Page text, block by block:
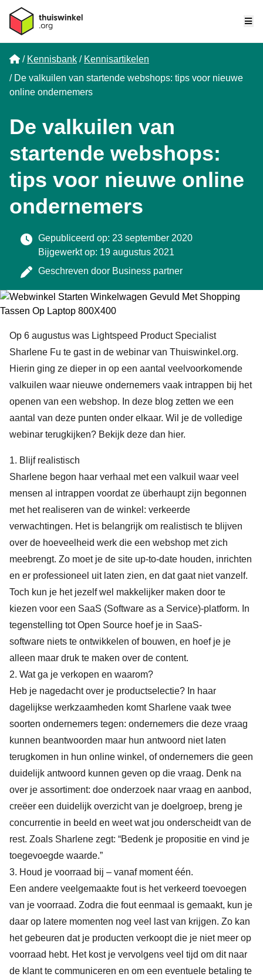
Home
Kennisbank
Kennisartikelen
De valkuilen van startende webshops: tips voor nieuwe
online ondernemers
De valkuilen van
startende webshops:
tips voor nieuwe online
ondernemers
Gepubliceerd op: 23 september 2020
Bijgewerkt op: 19 augustus 2021
Geschreven door Business partner
Op 6 augustus was Lightspeed Product Specialist
Sharlene Fu te gast in de webinar van Thuiswinkel.org.
Hierin ging ze dieper in op een aantal veelvoorkomende
valkuilen waar nieuwe ondernemers vaak intrappen bij het
openen van een webshop. In deze blog zetten we een
aantal van deze punten onder elkaar. Wil je de volledige
webinar terugkijken? Bekijk deze dan hier.
1. Blijf realistisch
Sharlene begon haar verhaal met een valkuil waar veel
mensen al intrappen voordat ze überhaupt zijn begonnen
met het realiseren van de winkel: verkeerde
verwachtingen. Het is belangrijk om realistisch te blijven
over de hoeveelheid werk die een webshop met zich
meebrengt. Zo moet je de site up-to-date houden, inrichten
en er professioneel uit laten zien, en dat gaat niet vanzelf.
Toch kun je het jezelf wel makkelijker maken door te
kiezen voor een SaaS (Software as a Service)-platform. In
tegenstelling tot Open Source hoef je in SaaS-
software niets te ontwikkelen of bouwen, en hoef je je
alleen maar druk te maken over de content.
2. Wat ga je verkopen en waarom?
Heb je nagedacht over je productselectie? In haar
dagelijkse werkzaamheden komt Sharlene vaak twee
soorten ondernemers tegen: ondernemers die deze vraag
kunnen beantwoorden maar hun antwoord niet laten
terugkomen in hun online winkel, of ondernemers die geen
duidelijk antwoord kunnen geven op die vraag. Denk na
over je assortiment: doe onderzoek naar vraag en aanbod,
creëer een duidelijk overzicht van je doelgroep, breng je
concurrentie in beeld en weet wat jou onderscheidt van de
rest. Zoals Sharlene zegt: “Bedenk je propositie en vind je
toegevoegde waarde.”
3. Houd je voorraad bij – vanaf moment één.
Een andere veelgemaakte fout is het verkeerd toevoegen
van je voorraad. Zodra die fout eenmaal is gemaakt, kun je
daar op latere momenten nog veel last van krijgen. Zo kan
het gebeuren dat je producten verkoopt die je niet meer op
voorraad hebt. Het kost je vervolgens veel tijd om dit naar
de klant te communiceren en om een eventuele betaling te